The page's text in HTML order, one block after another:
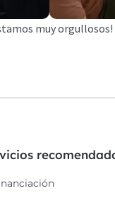
muy orgullosos!